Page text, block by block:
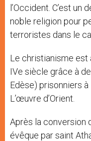
l’Occident. C’est un
noble religion pour
terroristes dans le
Le christianisme est
IVe siècle grâce à
Edèse) prisonniers à
L’œuvre d’Orient.
Après la conversion
évêque par saint